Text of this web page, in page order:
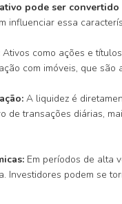
pode ser
influenciar essa
Ativos como ações e
com imóveis, que são
A liquidez é
de transações diárias,
Em períodos de alta
Investidores podem se